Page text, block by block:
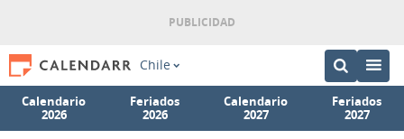
Chile
Calendario
2026
Feriados
2026
Calendario
2027
Feriados
2027